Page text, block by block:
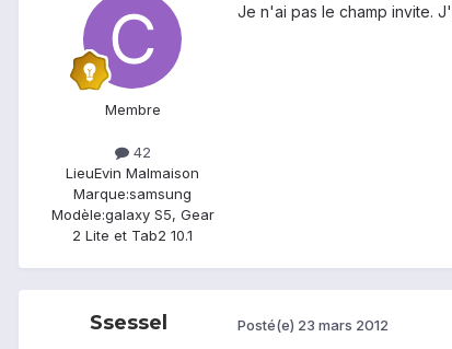
Membre
42
LieuEvin Malmaison
Marque:samsung
Modèle:galaxy S5, Gear
2 Lite et Tab2 10.1
Je n'ai pas le champ invite.
Ssessel Posté(e) 23 mars 2012